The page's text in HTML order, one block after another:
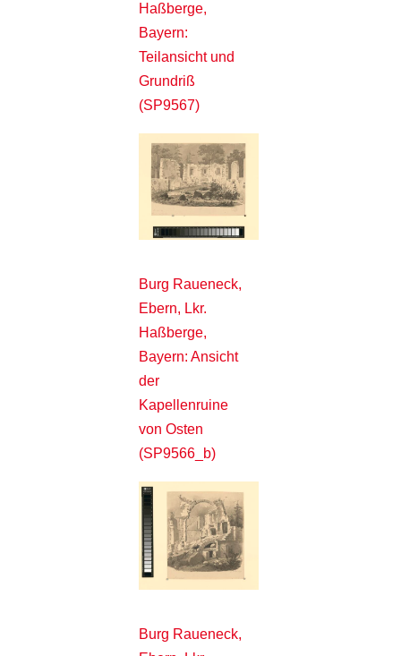
Haßberge,
Bayern:
Teilansicht und
Grundriß
(SP9567)
Burg Raueneck,
Ebern, Lkr.
Haßberge,
Bayern: Ansicht
der
Kapellenruine
von Osten
(SP9566_b)
Burg Raueneck,